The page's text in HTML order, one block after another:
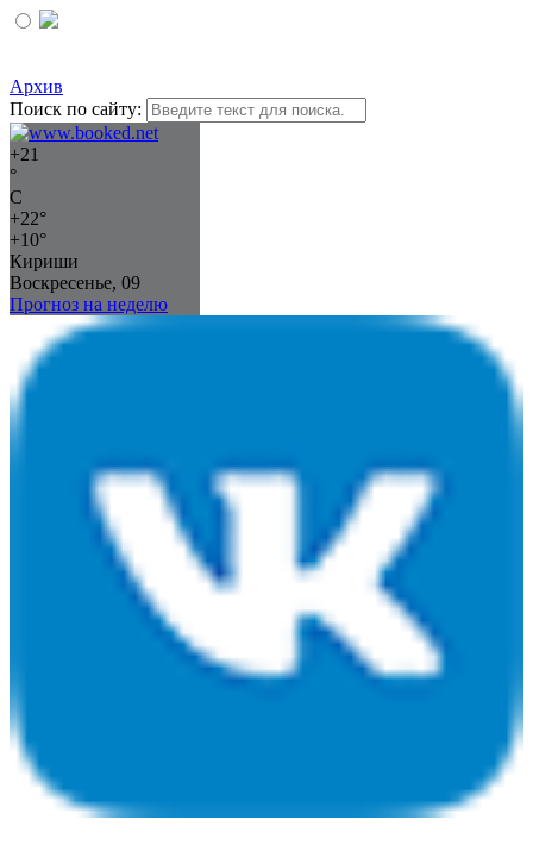
Архив
Поиск по сайту:
+21
°
C
+22°
+10°
Кириши
Воскресенье, 09
Прогноз на неделю